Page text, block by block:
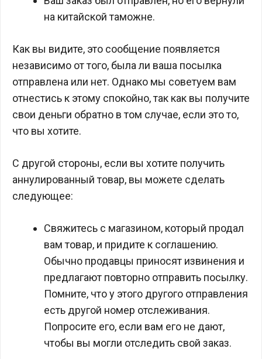
на китайской таможне.
Как вы видите, это сообщение появляется
независимо от того, была ли ваша посылка
отправлена или нет. Однако мы советуем вам
отнестись к этому спокойно, так как вы получите
свои деньги обратно в том случае, если это то,
что вы хотите.
С другой стороны, если вы хотите получить
аннулированный товар, вы можете сделать
следующее:
Свяжитесь с магазином, который продал
вам товар, и придите к соглашению.
Обычно продавцы приносят извинения и
предлагают повторно отправить посылку.
Помните, что у этого другого отправления
есть другой номер отслеживания.
Попросите его, если вам его не дают,
чтобы вы могли отследить свой заказ.